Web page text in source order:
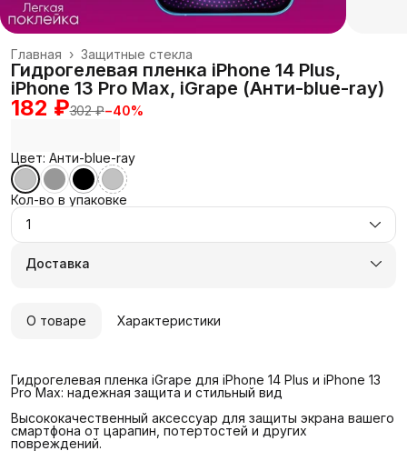
Защитные стекла
Главная ›
Гидрогелевая пленка iPhone 14 Plus,
iPhone 13 Pro Max, iGrape (Анти-blue-ray)
182 ₽302 ₽−40%
Цвет: Анти-blue-ray
Кол-во в упаковке
1
Доставка
О товаре Характеристики
Гидрогелевая пленка iGrape для iPhone 14 Plus и iPhone 13
Pro Max: надежная защита и стильный вид
Высококачественный аксессуар для защиты экрана вашего
смартфона от царапин, потертостей и других
повреждений.